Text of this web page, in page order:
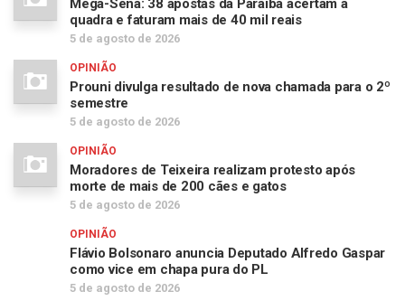
Mega-Sena: 38 apostas da Paraíba acertam a
quadra e faturam mais de 40 mil reais
5 de agosto de 2026
OPINIÃO
Prouni divulga resultado de nova chamada para o 2º
semestre
5 de agosto de 2026
OPINIÃO
Moradores de Teixeira realizam protesto após
morte de mais de 200 cães e gatos
5 de agosto de 2026
OPINIÃO
Flávio Bolsonaro anuncia Deputado Alfredo Gaspar
como vice em chapa pura do PL
5 de agosto de 2026